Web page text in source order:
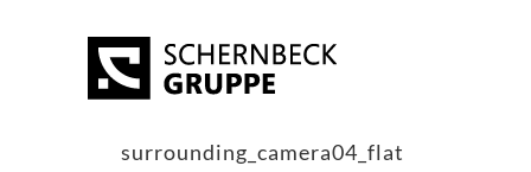
surrounding_camera04_flat